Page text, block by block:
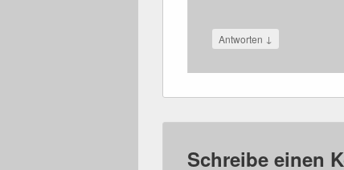
Antworten ↓
Schreibe einen